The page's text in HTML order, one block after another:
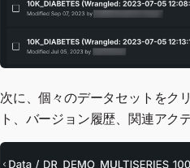
次に、個々のデータセットをク
ト、バージョン履歴、関連アク